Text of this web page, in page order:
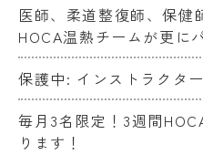
医師、柔道整復師、保健
HOCA温熱チームが更に
保護中: インストラクタ
毎月3名限定！3週間
ります！